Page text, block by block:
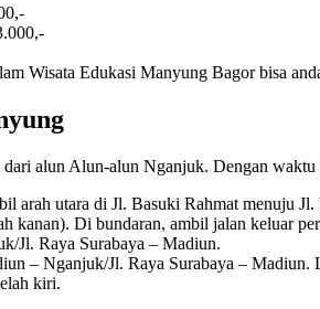
Wisata Edukasi Manyung Bagor bisa
alun Alun-alun Nganjuk. Dengan
arah utara di Jl. Basuki Rahmat menuju
kanan). Di bundaran, ambil jalan keluar
Jl. Raya Surabaya – Madiun.
– Nganjuk/Jl. Raya Surabaya –
kiri.